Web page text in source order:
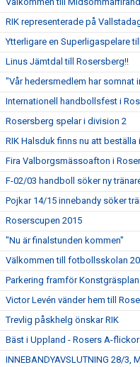
RIK representerade på
Ytterligare en Superligaspelare
Linus Jämtdal till Rosersberg!!
"Vår hedersmedlem har somnat
Internationell handbollsfest i
Rosersberg spelar i division 2
RIK Halsduk finns nu att beställa
Fira Valborgsmässoafton i
F-02/03 handboll söker ny
Pojkar 14/15 innebandy söker
Roserscupen 2015
"Nu är finalstunden kommen"
Välkommen till fotbollsskolan
Parkering framför
Victor Levén vänder hem till
Trevlig påskhelg önskar RIK
Bäst i Uppland - Rosers A-flickor
INNEBANDYAVSLUTNING 28/3,